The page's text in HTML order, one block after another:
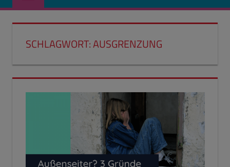
SCHLAGWORT:AUSGRENZUNG